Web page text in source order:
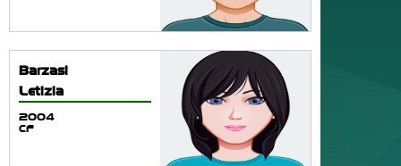
Barzasi
Letizia
2004
CF